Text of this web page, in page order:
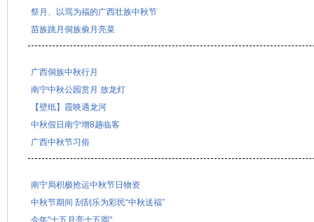
祭月、以骂为福的广西壮族中秋节
苗族跳月侗族偷月亮菜
广西侗族中秋行月
南宁中秋公园赏月 放龙灯
【壁纸】霞映遇龙河
中秋假日南宁增8趟临客
广西中秋节习俗
南宁局积极抢运中秋节日物资
中秋节期间 刮刮乐为彩民“中秋送福”
今年"十五月亮十五圆"